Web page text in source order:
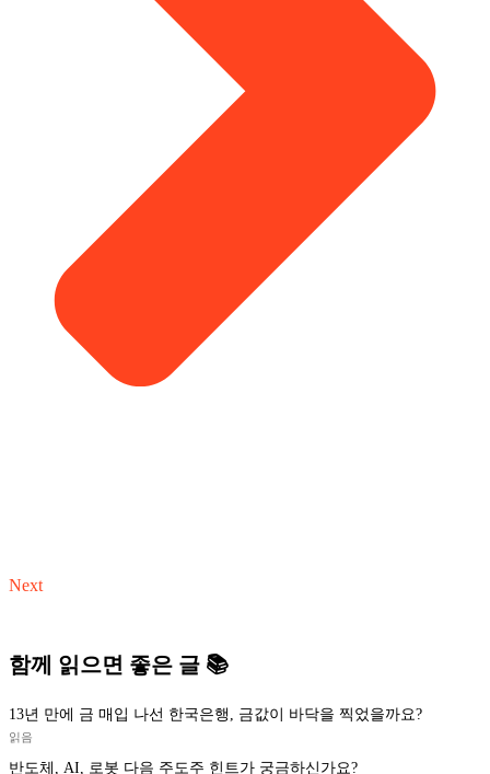
Next
함께 읽으면 좋은 글 📚
13년 만에 금 매입 나선 한국은행, 금값이 바닥을 찍었을까요?
읽음
반도체, AI, 로봇 다음 주도주 힌트가 궁금하신가요?